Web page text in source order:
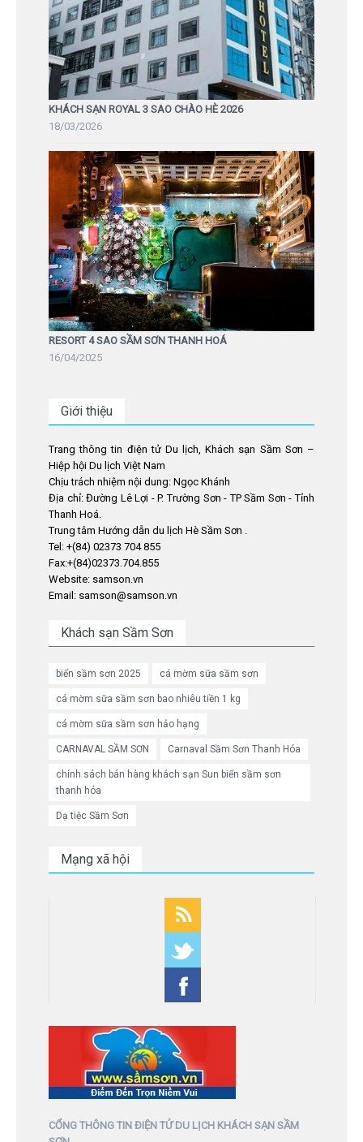
KHÁCH SẠN ROYAL 3 SAO CHÀO HÈ 2026
18/03/2026
RESORT 4 SAO SẦM SƠN THANH HOÁ
16/04/2025
Giới thiệu
Trang thông tin điện tử Du lịch, Khách sạn Sầm Sơn –
Hiệp hội Du lịch Việt Nam
Chịu trách nhiệm nội dung: Ngọc Khánh
Địa chỉ: Đường Lê Lợi - P. Trường Sơn - TP Sầm Sơn - Tỉnh
Thanh Hoá.
Trung tâm Hướng dẫn du lịch Hè Sầm Sơn .
Tel: +(84) 02373 704 855
Fax:+(84)02373.704.855
Website: samson.vn
Email: samson@samson.vn
Khách sạn Sầm Sơn
biển sầm sơn 2025 cá mờm sữa sầm sơn
cá mờm sữa sầm sơn bao nhiêu tiền 1 kg
cá mờm sữa sầm sơn hảo hạng
CARNAVAL SẦM SƠN Carnaval Sầm Sơn Thanh Hóa
chính sách bán hàng khách sạn Sun biển sầm sơn
thanh hóa
Dạ tiệc Sầm Sơn
Mạng xã hội
CỔNG THÔNG TIN ĐIỆN TỬ DU LỊCH KHÁCH SẠN SẦM